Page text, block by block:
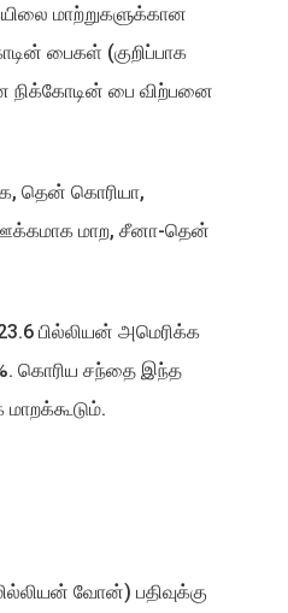
மாற்றுகளுக்கான
பைகள் (குறிப்பாக
பை விற்பனை
தென் கொரியா,
மாற, சீனா-தென்
பில்லியன் அமெரிக்க
கொரிய சந்தை இந்த
வோன்) பதிவுக்கு